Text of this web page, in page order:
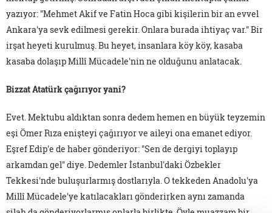
yazıyor: "Mehmet Akif ve Fatin Hoca gibi kişilerin bir an evvel
Ankara'ya sevk edilmesi gerekir. Onlara burada ihtiyaç var." Bir
irşat heyeti kurulmuş. Bu heyet, insanlara köy köy, kasaba
kasaba dolaşıp Millî Mücadele'nin ne olduğunu anlatacak.
Bizzat Atatürk çağırıyor yani?
Evet. Mektubu aldıktan sonra dedem hemen en büyük teyzemin
eşi Ömer Rıza enişteyi çağırıyor ve aileyi ona emanet ediyor.
Eşref Edip'e de haber gönderiyor: "Sen de dergiyi toplayıp
arkamdan gel" diye. Dedemler İstanbul'daki Özbekler
Tekkesi'nde buluşurlarmış dostlarıyla. O tekkeden Anadolu'ya
Millî Mücadele'ye katılacakları gönderirken aynı zamanda